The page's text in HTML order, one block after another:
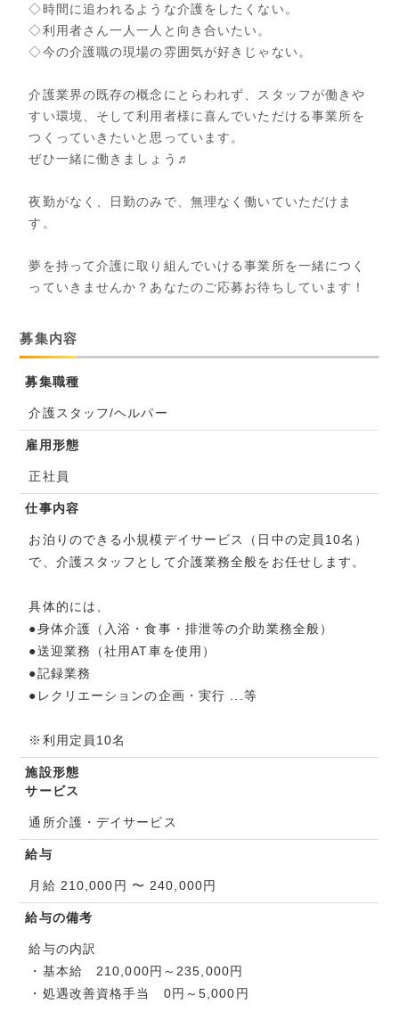
◇時間に追われるような介護をしたくない。
◇利用者さん一人一人と向き合いたい。
◇今の介護職の現場の雰囲気が好きじゃない。
介護業界の既存の概念にとらわれず、スタッフが働きや
すい環境、そして利用者様に喜んでいただける事業所を
つくっていきたいと思っています。
ぜひ一緒に働きましょう♬
夜勤がなく、日勤のみで、無理なく働いていただけま
す。
夢を持って介護に取り組んでいける事業所を一緒につく
っていきませんか？あなたのご応募お待ちしています！
募集内容
募集職種
介護スタッフ/ヘルパー
雇用形態
正社員
仕事内容
お泊りのできる小規模デイサービス（日中の定員10名）
で、介護スタッフとして介護業務全般をお任せします。
具体的には、
●身体介護（入浴・食事・排泄等の介助業務全般）
●送迎業務（社用AT車を使用）
●記録業務
●レクリエーションの企画・実行 ...等
※利用定員10名
施設形態
サービス
通所介護・デイサービス
給与
月給 210,000円 〜 240,000円
給与の備考
給与の内訳
・基本給 210,000円～235,000円
・処遇改善資格手当 0円～5,000円